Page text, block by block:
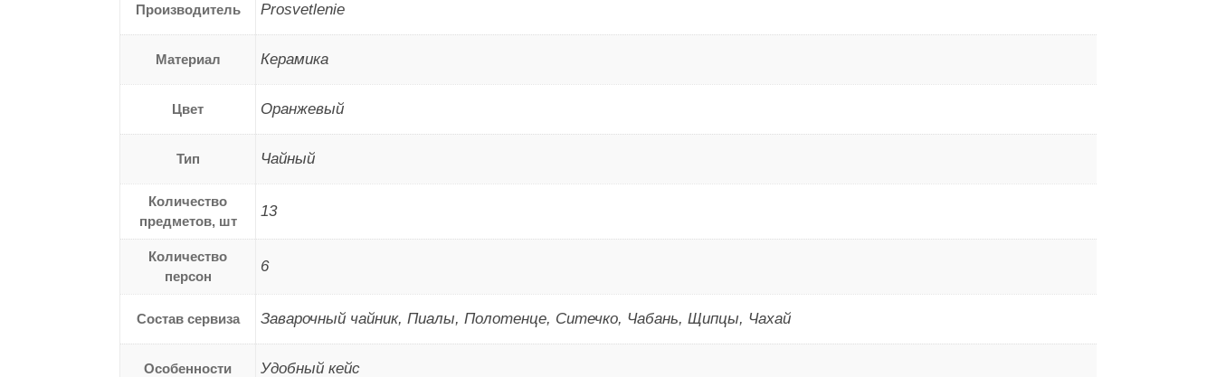
Производитель Prosvetlenie
Материал Керамика
Цвет Оранжевый
Тип Чайный
Количество
предметов, шт
13
Количество
персон
6
Состав сервиза Заварочный чайник, Пиалы, Полотенце, Ситечко, Чабань, Щипцы, Чахай
Особенности Удобный кейс